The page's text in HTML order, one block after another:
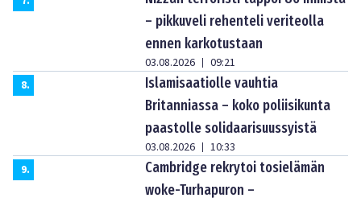
– pikkuveli rehenteli veriteolla
ennen karkotustaan
03.08.2026 | 09:21
8.
Islamisaatiolle vauhtia
Britanniassa – koko poliisikunta
paastolle solidaarisuussyistä
03.08.2026 | 10:33
9.
Cambridge rekrytoi tosielämän
woke-Turhapuron –